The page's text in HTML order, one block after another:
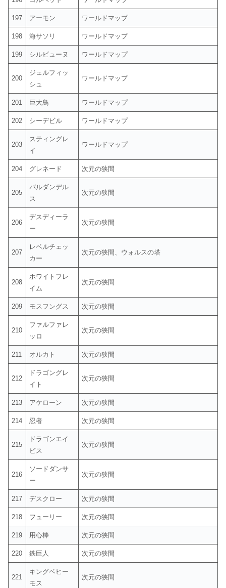
197 アーモン ワールドマップ
198 海サソリ ワールドマップ
199 シルビューヌ ワールドマップ
200
ジェルフィッ
シュ
ワールドマップ
201 巨大鳥 ワールドマップ
202 シーデビル ワールドマップ
203
スティングレ
イ
ワールドマップ
204 グレネード 次元の狭間
205
バルダンデル
ス
次元の狭間
206
デスディーラ
ー
次元の狭間
207
レベルチェッ
カー
次元の狭間、ウォルスの塔
208
ホワイトフレ
イム
次元の狭間
209 モスフングス 次元の狭間
210
ファルファレ
ッロ
次元の狭間
211 オルカト 次元の狭間
212
ドラゴングレ
イト
次元の狭間
213 アケローン 次元の狭間
214 忍者 次元の狭間
215
ドラゴンエイ
ビス
次元の狭間
216
ソードダンサ
ー
次元の狭間
217 デスクロー 次元の狭間
218 フューリー 次元の狭間
219 用心棒 次元の狭間
220 鉄巨人 次元の狭間
221
キングベヒー
モス
次元の狭間